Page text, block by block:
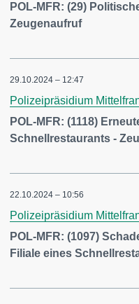
POL-MFR: (29)
Zeugenaufruf
29.10.2024 – 12:47
Polizeipräsidium
POL-MFR: (1118)
Schnellrestaurants -
22.10.2024 – 10:56
Polizeipräsidium
POL-MFR: (1097)
Filiale eines